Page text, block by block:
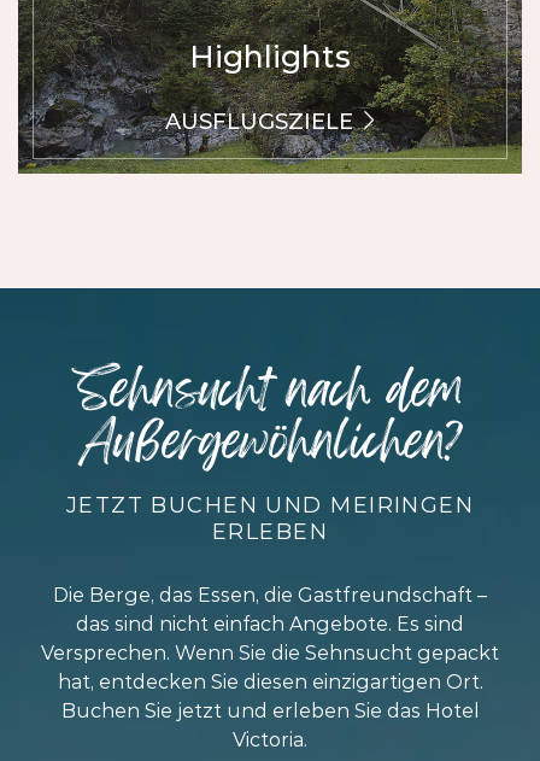
Highlights
AUSFLUGSZIELE
Sehnsucht nach dem
Außerge­wöhnlichen?
JETZT BUCHEN UND MEIRINGEN
ERLEBEN
Die Berge, das Essen, die Gastfreundschaft –
das sind nicht einfach Angebote. Es sind
Versprechen. Wenn Sie die Sehnsucht gepackt
hat, entdecken Sie diesen einzigartigen Ort.
Buchen Sie jetzt und erleben Sie das Hotel
Victoria.